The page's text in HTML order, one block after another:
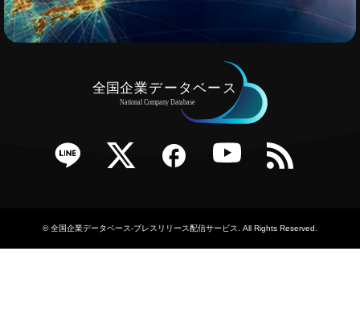
Twitter Facebook YouTube RSS
©全国企業データベース-プレスリリース配信サービス . All Rights Reserved.